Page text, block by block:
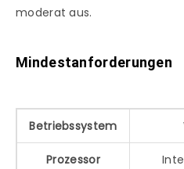
moderat aus.
Mindestanforderungen
Betriebssystem
Prozessor